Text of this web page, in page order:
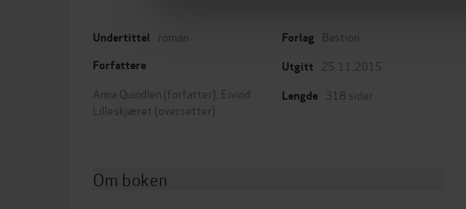
Undertittel roman
Forfattere
Anna Quindlen (forfatter), Eivind
Lilleskjæret (oversetter)
Forlag Bastion
Utgitt 25.11.2015
Lengde 318 sider
Om boken